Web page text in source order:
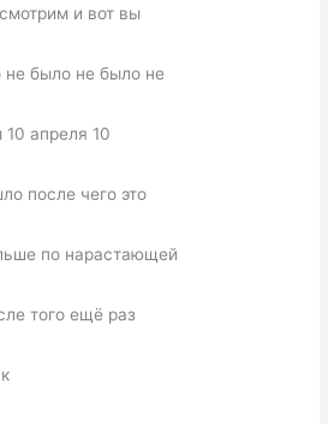
и вот вы
не было не было не
апреля 10
после чего это
по нарастающей
того ещё раз